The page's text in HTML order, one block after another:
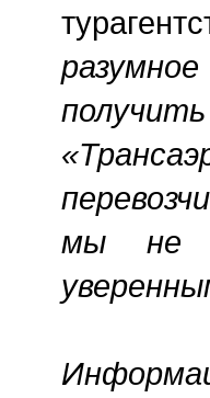
мы не